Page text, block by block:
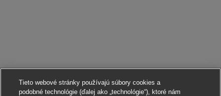
Tieto webové stránky používajú súbory cookies a
podobné technológie (ďalej ako „technológie“), ktoré nám